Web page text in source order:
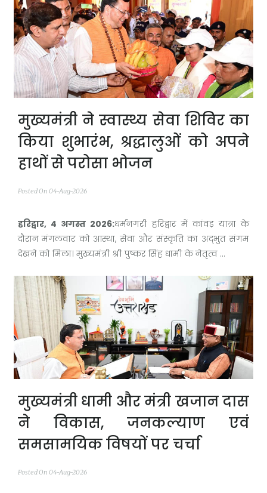
मुख्यमंत्री ने स्वास्थ्य सेवा शिविर का
किया शुभारंभ, श्रद्धालुओं को अपने
हाथों से परोसा भोजन
Posted On 04-Aug-2026
हरिद्वार, 4 अगस्त 2026:धर्मनगरी हरिद्वार में कांवड़ यात्रा के
दौरान मंगलवार को आस्था, सेवा और संस्कृति का अद्भुत संगम
देखने को मिला। मुख्यमंत्री श्री पुष्कर सिंह धामी के नेतृत्व ...
मुख्यमंत्री धामी और मंत्री खजान दास
ने विकास, जनकल्याण एवं
समसामयिक विषयों पर चर्चा
Posted On 04-Aug-2026